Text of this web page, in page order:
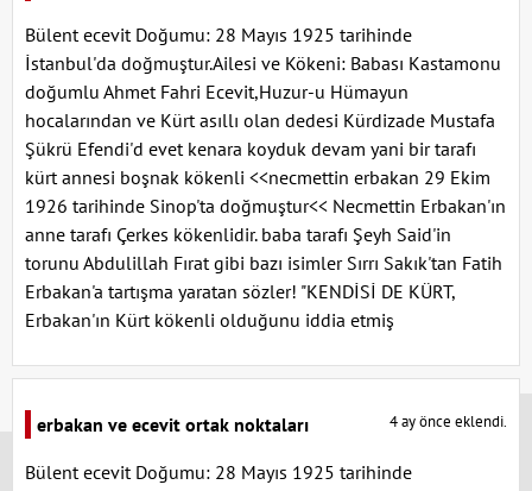
Bülent ecevit Doğumu: 28 Mayıs 1925 tarihinde
İstanbul'da doğmuştur.Ailesi ve Kökeni: Babası Kastamonu
doğumlu Ahmet Fahri Ecevit,Huzur-u Hümayun
hocalarından ve Kürt asıllı olan dedesi Kürdizade Mustafa
Şükrü Efendi'd evet kenara koyduk devam yani bir tarafı
kürt annesi boşnak kökenli <<necmettin erbakan 29 Ekim
1926 tarihinde Sinop'ta doğmuştur<< Necmettin Erbakan'ın
anne tarafı Çerkes kökenlidir. baba tarafı Şeyh Said'in
torunu Abdulillah Fırat gibi bazı isimler Sırrı Sakık'tan Fatih
Erbakan'a tartışma yaratan sözler! "KENDİSİ DE KÜRT,
Erbakan'ın Kürt kökenli olduğunu iddia etmiş
erbakan ve ecevit ortak noktaları 4 ay önce eklendi.
Bülent ecevit Doğumu: 28 Mayıs 1925 tarihinde